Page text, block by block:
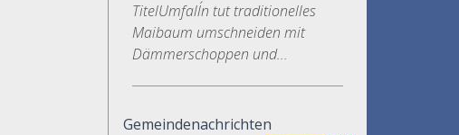
TitelUmfall´n tut traditionelles
Maibaum umschneiden mit
Dämmerschoppen und...
Gemeindenachrichten